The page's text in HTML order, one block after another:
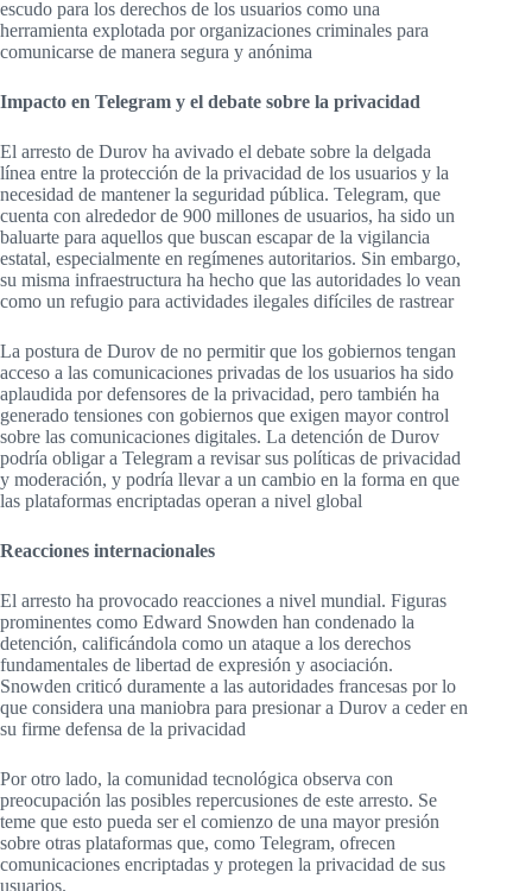
escudo para los derechos de los usuarios como una
herramienta explotada por organizaciones criminales para
comunicarse de manera segura y anónima​
Impacto en Telegram y el debate sobre la privacidad
El arresto de Durov ha avivado el debate sobre la delgada
línea entre la protección de la privacidad de los usuarios y la
necesidad de mantener la seguridad pública. Telegram, que
cuenta con alrededor de 900 millones de usuarios, ha sido un
baluarte para aquellos que buscan escapar de la vigilancia
estatal, especialmente en regímenes autoritarios. Sin embargo,
su misma infraestructura ha hecho que las autoridades lo vean
como un refugio para actividades ilegales difíciles de rastrear​
La postura de Durov de no permitir que los gobiernos tengan
acceso a las comunicaciones privadas de los usuarios ha sido
aplaudida por defensores de la privacidad, pero también ha
generado tensiones con gobiernos que exigen mayor control
sobre las comunicaciones digitales. La detención de Durov
podría obligar a Telegram a revisar sus políticas de privacidad
y moderación, y podría llevar a un cambio en la forma en que
las plataformas encriptadas operan a nivel global​
Reacciones internacionales
El arresto ha provocado reacciones a nivel mundial. Figuras
prominentes como Edward Snowden han condenado la
detención, calificándola como un ataque a los derechos
fundamentales de libertad de expresión y asociación.
Snowden criticó duramente a las autoridades francesas por lo
que considera una maniobra para presionar a Durov a ceder en
su firme defensa de la privacidad​
Por otro lado, la comunidad tecnológica observa con
preocupación las posibles repercusiones de este arresto. Se
teme que esto pueda ser el comienzo de una mayor presión
sobre otras plataformas que, como Telegram, ofrecen
comunicaciones encriptadas y protegen la privacidad de sus
usuarios.